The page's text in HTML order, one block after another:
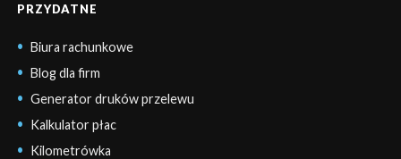
PRZYDATNE
Biura rachunkowe
Blog dla firm
Generator druków przelewu
Kalkulator płac
Kilometrówka